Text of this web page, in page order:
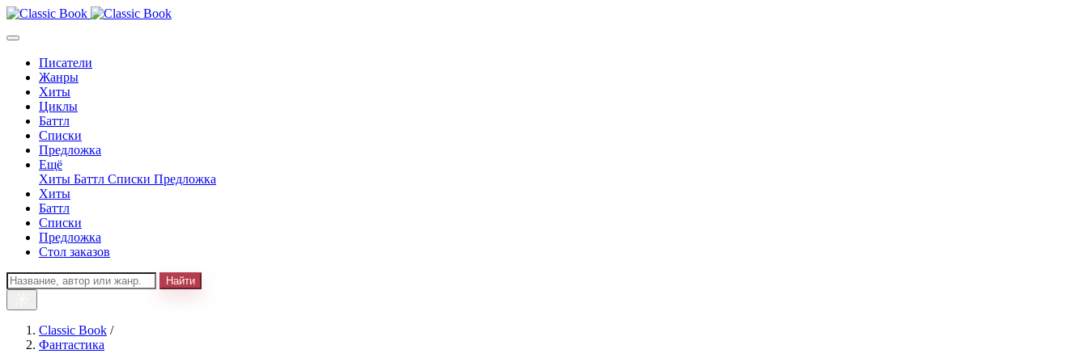
Писатели
Жанры
Хиты
Циклы
Баттл
Списки
Предложка
Ещё
Хиты Баттл Списки Предложка
Хиты
Баттл
Списки
Предложка
Стол заказов
Найти
Classic Book /
Фантастика